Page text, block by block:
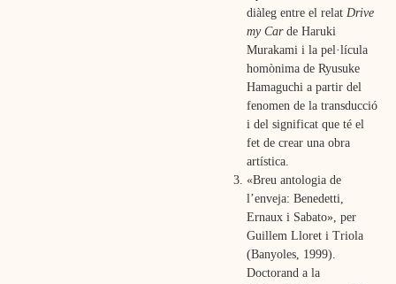
diàleg entre el relatDrive
my Carde Haruki
Murakami i la pel·lícula
homònima de Ryusuke
Hamaguchi a partir del
fenomen de la transducció
i del significat que té el
fet de crear una obra
artística.
«Breu antologia de
l’enveja: Benedetti,
Ernaux i Sabato», per
Guillem Lloret i Triola
(Banyoles, 1999).
Doctorand a la